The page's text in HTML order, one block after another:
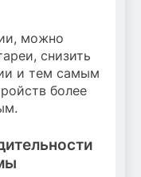
можно
снизить
и тем самым
более